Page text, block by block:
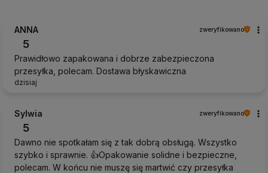
ANNA zweryfikowano
5
Prawidłowo zapakowana i dobrze zabezpieczona
przesyłka, polecam. Dostawa błyskawiczna
dzisiaj
Sylwia zweryfikowano
5
Dawno nie spotkałam się z tak dobrą obsługą. Wszystko
szybko i sprawnie. 👍️Opakowanie solidne i bezpieczne,
polecam. W końcu nie muszę się martwić czy przesyłka